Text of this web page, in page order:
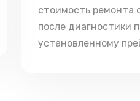
стоимость ремонта
после диагностики
установленному